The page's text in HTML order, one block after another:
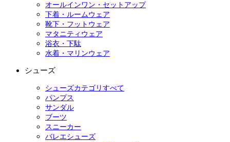
オールインワン・セットアップ
下着・ルームウェア
靴下・フットウェア
マタニティウェア
浴衣・下駄
水着・マリンウェア
シューズ
シューズカテゴリすべて
パンプス
サンダル
ブーツ
スニーカー
バレエシューズ